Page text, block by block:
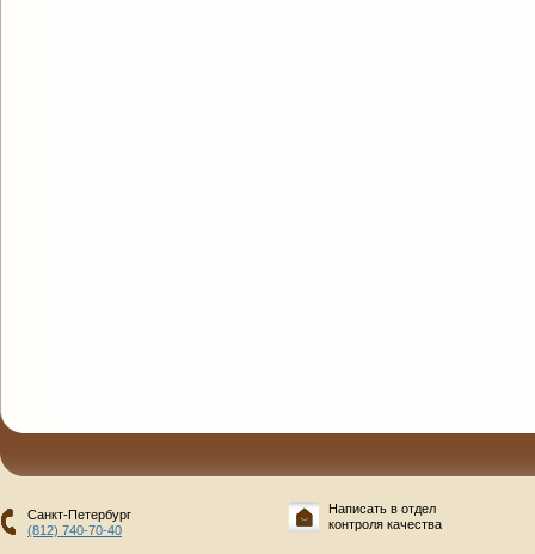
Санкт-Петербург
(812) 740-70-40
Написать в отдел
контроля качества